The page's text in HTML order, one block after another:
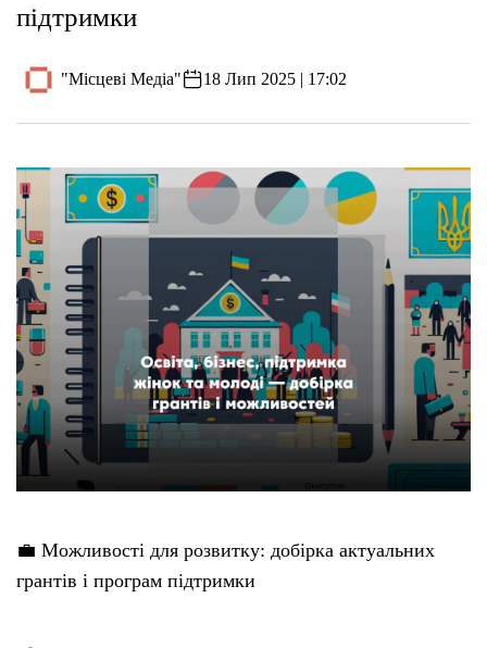
підтримки
"Місцеві Медіа" 18 Лип 2025 | 17:02
💼 Можливості для розвитку: добірка актуальних
грантів і програм підтримки